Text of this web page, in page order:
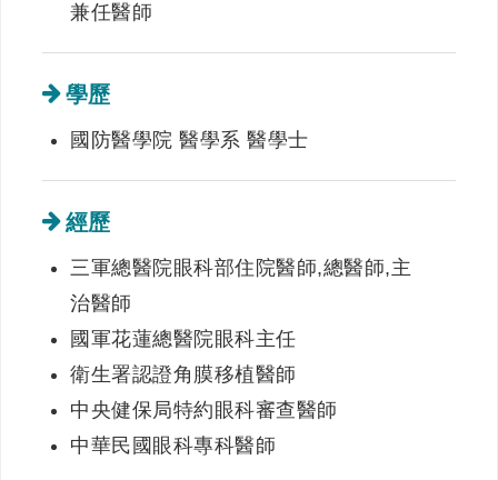
兼任醫師
學歷
國防醫學院 醫學系 醫學士
經歷
三軍總醫院眼科部住院醫師,總醫師,主
治醫師
國軍花蓮總醫院眼科主任
衛生署認證角膜移植醫師
中央健保局特約眼科審查醫師
中華民國眼科專科醫師